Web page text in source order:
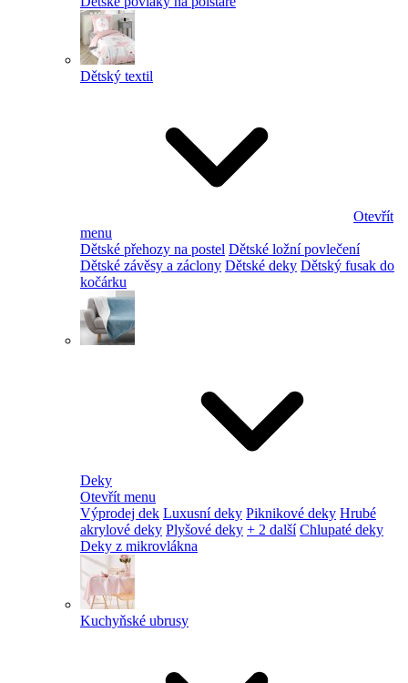
Dětský textil
Otevřít
menu
Dětské přehozy na postel Dětské ložní povlečení
Dětské závěsy a záclony Dětské deky Dětský fusak do
kočárku
Deky
Otevřít menu
Výprodej dek Luxusní deky Piknikové deky Hrubé
akrylové deky Plyšové deky + 2 další Chlupaté deky
Deky z mikrovlákna
Kuchyňské ubrusy